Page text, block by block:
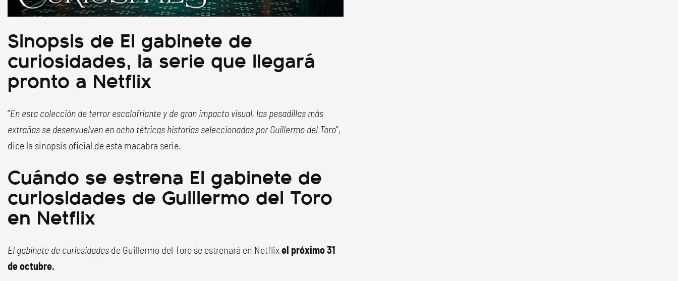
Sinopsis de El gabinete de
curiosidades, la serie que llegará
pronto a Netflix
“En esta colección de terror escalofriante y de gran impacto visual, las pesadillas más
extrañas se desenvuelven en ocho tétricas historias seleccionadas por Guillermo del Toro”,
dice la sinopsis oficial de esta macabra serie.
Cuándo se estrena El gabinete de
curiosidades de Guillermo del Toro
en Netflix
El gabinete de curiosidades de Guillermo del Toro se estrenará en Netflixel próximo 31
de octubre.